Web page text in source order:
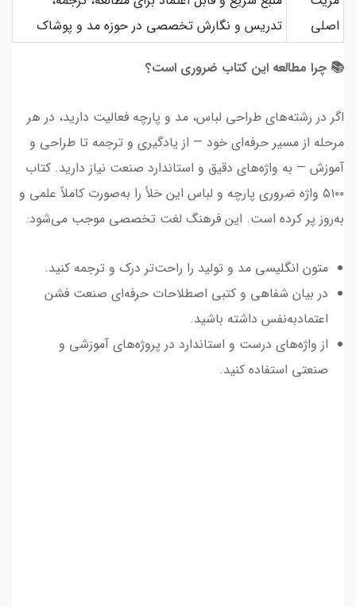
اصلی
تدریس و نگارش تخصصی در حوزه مد و پوشاک
📚 چرا مطالعه این کتاب ضروری است؟
اگر در رشته‌های طراحی لباس، مد و پارچه فعالیت دارید، در هر
مرحله از مسیر حرفه‌ای خود — از یادگیری و ترجمه تا طراحی و
آموزش — به واژه‌های دقیق و استاندارد صنعت نیاز دارید. کتاب
۵۱۰۰ واژه ضروری پارچه و لباس این خلأ را به‌صورت کاملاً علمی و
به‌روز پر کرده است. این فرهنگ لغت تخصصی موجب می‌شود:
متون انگلیسی مد و تولید را راحت‌تر درک و ترجمه کنید.
در بیان شفاهی و کتبی اصطلاحات حرفه‌ای صنعت فشن
اعتمادبه‌نفس داشته باشید.
از واژه‌های درست و استاندارد در پروژه‌های آموزشی و
صنعتی استفاده کنید.